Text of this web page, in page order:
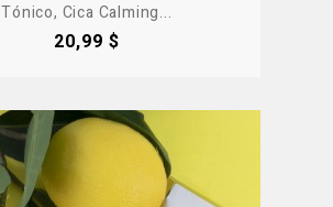
Tónico, Cica Calming...
Precio
20,99 $